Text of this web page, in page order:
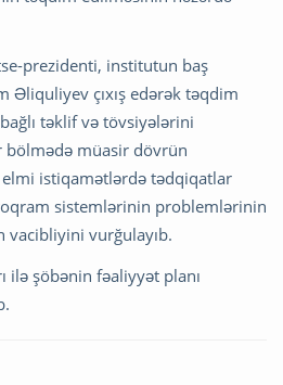
prezidenti, institutun baş
Əliquliyev çıxış edərək təqdim
təklif və tövsiyələrini
müasir dövrün
elmi istiqamətlərdə tədqiqatlar
sistemlərinin problemlərinin
vacibliyini vurğulayıb.
ilə şöbənin fəaliyyət planı